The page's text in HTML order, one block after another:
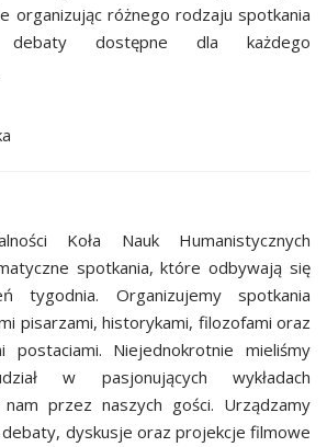
organizując różnego rodzaju spotkania
dostępne dla każdego
Koła Nauk Humanistycznych
spotkania, które odbywają się
tygodnia. Organizujemy spotkania
pisarzami, historykami, filozofami oraz
postaciami. Niejednokrotnie mieliśmy
w pasjonujących wykładach
nam przez naszych gości. Urządzamy
dyskusje oraz projekcje filmowe